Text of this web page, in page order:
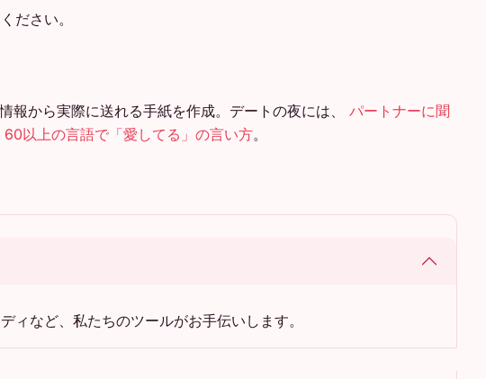
ださい。
報から実際に送れる手紙を作成。デートの夜には、 パートナーに聞
60以上の言語で「愛してる」の言い方。
など、私たちのツールがお手伝いします。